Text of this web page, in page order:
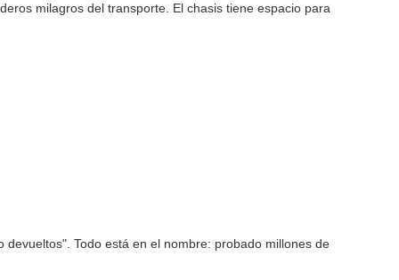
milagros del transporte. El chasis tiene espacio para
Todo está en el nombre: probado millones de